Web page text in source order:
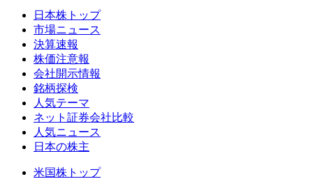
日本株トップ
市場ニュース
決算速報
株価注意報
会社開示情報
銘柄探検
人気テーマ
ネット証券会社比較
人気ニュース
日本の株主
米国株トップ